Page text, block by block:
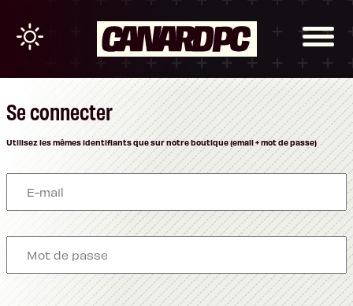
Se connecter
Utilisez les mêmes identifiants que sur notre boutique (email + mot de passe)